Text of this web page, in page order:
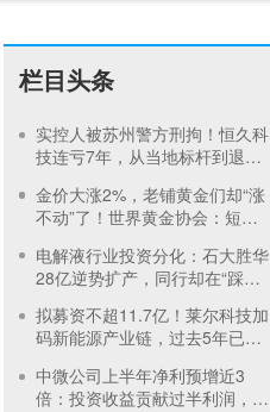
栏目头条
实控人被苏州警方刑拘！恒久科
技连亏7年，从当地标杆到退市
金价大涨2%，老铺黄金们却“涨
不动”了！世界黄金协会：短期
电解液行业投资分化：石大胜华
28亿逆势扩产，同行却在“踩刹
拟募资不超11.7亿！莱尔科技加
码新能源产业链，过去5年已定
中微公司上半年净利预增近3
倍：投资收益贡献过半利润，设